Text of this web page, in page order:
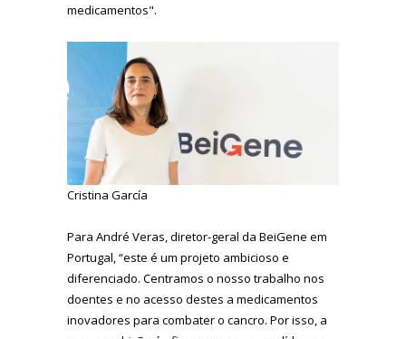
medicamentos".
Cristina García
Para André Veras, diretor-geral da BeiGene em
Portugal, “este é um projeto ambicioso e
diferenciado. Centramos o nosso trabalho nos
doentes e no acesso destes a medicamentos
inovadores para combater o cancro. Por isso, a